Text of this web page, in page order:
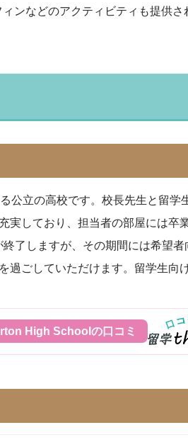
ンなどのアクティビティも提供さ
公立の高校です。校長先生と留学
実しており、担当者の部屋には卒
了しますが、その期間には希望者
過ごしていただけます。留学生向
High Schoolの口コミ